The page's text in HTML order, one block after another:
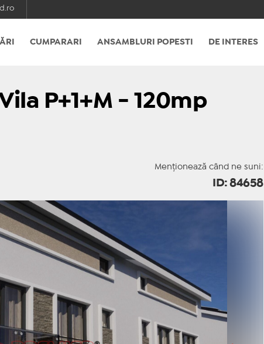
CUMPARARI ANSAMBLURI POPESTI DE INTERES
P+1+M - 120mp
Menționează când ne suni:
ID: 84658